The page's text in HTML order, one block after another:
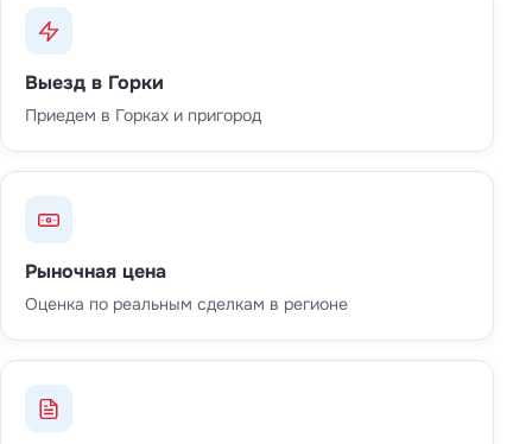
Выезд в Горки
Приедем в Горках и пригород
Рыночная цена
Оценка по реальным сделкам в регионе